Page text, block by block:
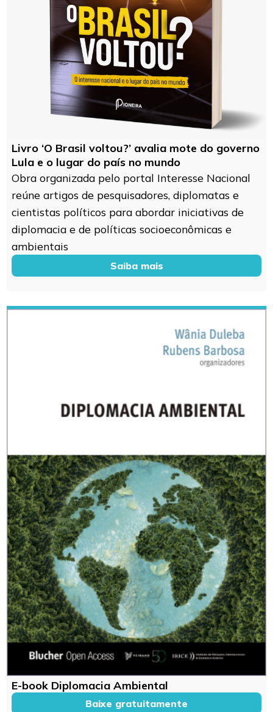
Livro ‘O Brasil voltou?’ avalia mote do governo
Lula e o lugar do país no mundo
Obra organizada pelo portal Interesse Nacional
reúne artigos de pesquisadores, diplomatas e
cientistas políticos para abordar iniciativas de
diplomacia e de políticas socioeconômicas e
ambientais
Saiba mais
E-book Diplomacia Ambiental
Baixe gratuitamente